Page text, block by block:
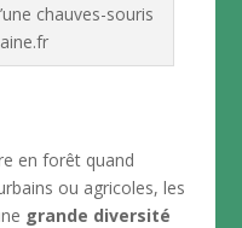
chauves-souris
en forêt quand
ou agricoles, les
grande diversité